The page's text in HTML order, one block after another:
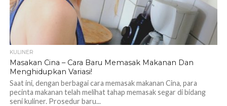
KULINER
Masakan Cina – Cara Baru Memasak Makanan Dan
Menghidupkan Variasi!
Saat ini, dengan berbagai cara memasak makanan Cina, para
pecinta makanan telah melihat tahap memasak segar di bidang
seni kuliner. Prosedur baru...